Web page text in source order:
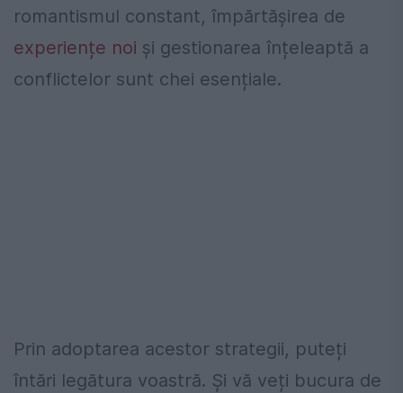
romantismul constant, împărtășirea de
experiențe noi și gestionarea înțeleaptă a
conflictelor sunt chei esențiale.
Prin adoptarea acestor strategii, puteți
întări legătura voastră. Şi vă veți bucura de